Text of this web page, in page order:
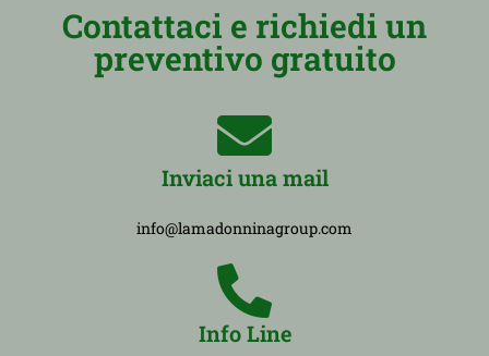
Contattaci e richiedi un
preventivo gratuito
Inviaci una mail
info@lamadonninagroup.com
Info Line